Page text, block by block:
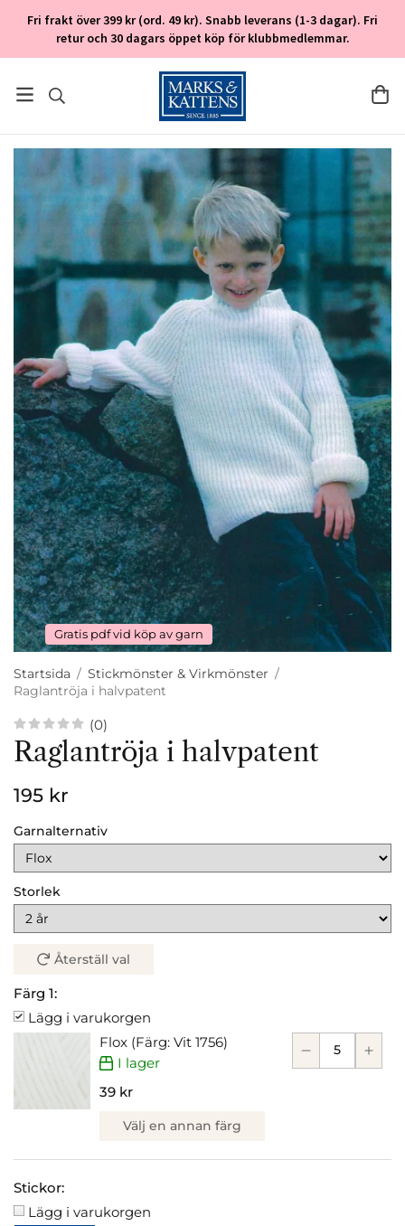
Fri frakt över 399 kr (ord. 49 kr). Snabb leverans (1-3 dagar). Fri
retur och 30 dagars öppet köp för klubbmedlemmar.
Gratis pdf vid köp av garn
Startsida / Stickmönster & Virkmönster /
Raglantröja i halvpatent
(0)
Raglantröja i halvpatent
195 kr
Garnalternativ
Storlek
Återställ val
Färg 1:
Lägg i varukorgen
Flox (Färg: Vit 1756)
I lager
39 kr
Välj en annan färg
Stickor:
Lägg i varukorgen